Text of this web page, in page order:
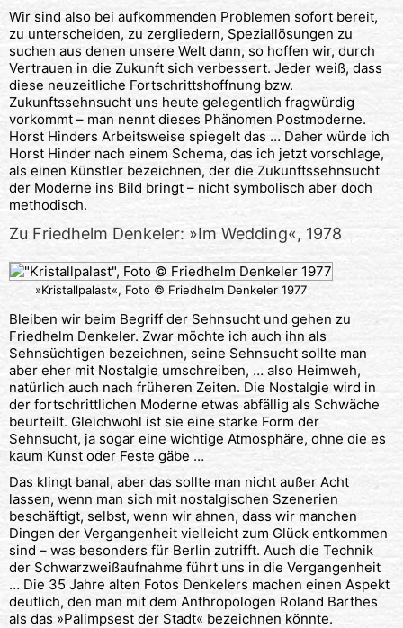
Wir sind also bei aufkommenden Problemen sofort bereit,
zu unterscheiden, zu zergliedern, Speziallösungen zu
suchen aus denen unsere Welt dann, so hoffen wir, durch
Vertrauen in die Zukunft sich verbessert. Jeder weiß, dass
diese neuzeitliche Fortschrittshoffnung bzw.
Zukunftssehnsucht uns heute gelegentlich fragwürdig
vorkommt – man nennt dieses Phänomen Postmoderne.
Horst Hinders Arbeitsweise spiegelt das … Daher würde ich
Horst Hinder nach einem Schema, das ich jetzt vorschlage,
als einen Künstler bezeichnen, der die Zukunftssehnsucht
der Moderne ins Bild bringt – nicht symbolisch aber doch
methodisch.
Zu Friedhelm Denkeler: »Im Wedding«, 1978
»Kristallpalast«, Foto © Friedhelm Denkeler 1977
Bleiben wir beim Begriff der Sehnsucht und gehen zu
Friedhelm Denkeler. Zwar möchte ich auch ihn als
Sehnsüchtigen bezeichnen, seine Sehnsucht sollte man
aber eher mit Nostalgie umschreiben, … also Heimweh,
natürlich auch nach früheren Zeiten. Die Nostalgie wird in
der fortschrittlichen Moderne etwas abfällig als Schwäche
beurteilt. Gleichwohl ist sie eine starke Form der
Sehnsucht, ja sogar eine wichtige Atmosphäre, ohne die es
kaum Kunst oder Feste gäbe …
Das klingt banal, aber das sollte man nicht außer Acht
lassen, wenn man sich mit nostalgischen Szenerien
beschäftigt, selbst, wenn wir ahnen, dass wir manchen
Dingen der Vergangenheit vielleicht zum Glück entkommen
sind – was besonders für Berlin zutrifft. Auch die Technik
der Schwarzweißaufnahme führt uns in die Vergangenheit
… Die 35 Jahre alten Fotos Denkelers machen einen Aspekt
deutlich, den man mit dem Anthropologen Roland Barthes
als das »Palimpsest der Stadt« bezeichnen könnte.